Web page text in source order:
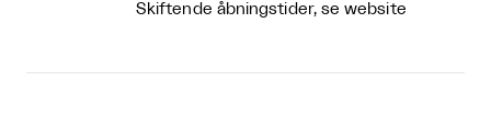
Skiftende åbningstider, se website